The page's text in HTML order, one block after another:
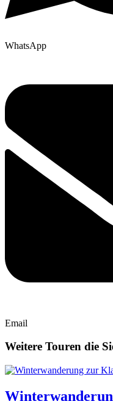
WhatsApp
Email
Weitere Touren die